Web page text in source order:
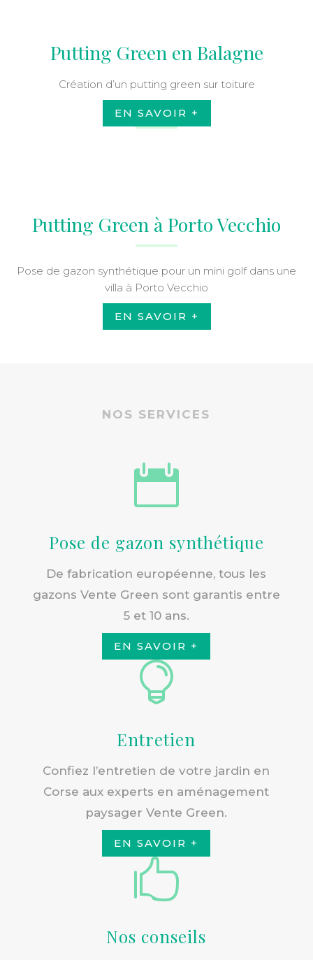
Putting Green en Balagne
Création d’un putting green sur toiture
EN SAVOIR +
Putting Green à Porto Vecchio
Pose de gazon synthétique pour un mini golf dans une
villa à Porto Vecchio
EN SAVOIR +
NOS SERVICES

Pose de gazon synthétique
De fabrication européenne, tous les
gazons Vente Green sont garantis entre
5 et 10 ans.
EN SAVOIR +

Entretien
Confiez l’entretien de votre jardin en
Corse aux experts en aménagement
paysager Vente Green.
EN SAVOIR +

Nos conseils